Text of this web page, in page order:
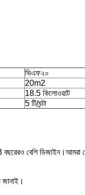
ভিএফ২০
20m2
18.5 কিলোওয়াট
5 টি/ঘন্টা
বেশি ডিজাইন।আমরা